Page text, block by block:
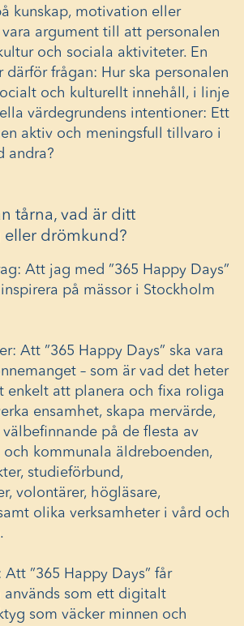
kunskap, motivation eller
argument till att personalen
och sociala aktiviteter. En
därför frågan: Hur ska personalen
och kulturellt innehåll, i linje
värdegrundens intentioner: Ett
aktiv och meningsfull tillvaro i
andra?
tårna, vad är ditt
drömkund?
Att jag med ”365 Happy Days”
på mässor i Stockholm
Att ”365 Happy Days” ska vara
– som är vad det heter
enkelt att planera och fixa roliga
ensamhet, skapa mervärde,
på de flesta av
och kommunala äldreboenden,
studieförbund,
volontärer, högläsare,
olika verksamheter i vård och
”365 Happy Days” får
används som ett digitalt
som väcker minnen och